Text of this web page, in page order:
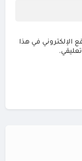
الإلكتروني في هذا